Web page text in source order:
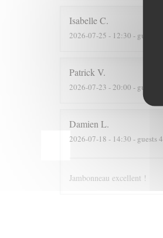
IsabelleC
2026-07-25 - 12:30 - guests 7
Patrick V
2026-07-23 - 20:00 - guests 2
Damien L
2026-07-18 - 14:30 - guests 4
Jambonneau excellent !